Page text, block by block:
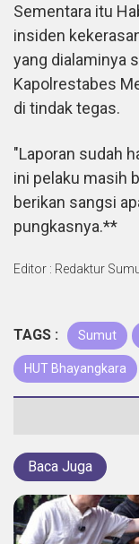
Sementara itu
insiden
yang dialaminya
Kapolrestabes
di tindak tegas.
"Laporan sudah
ini pelaku masih
berikan sangsi
pungkasnya.**
Editor : Redaktur
TAGS : Sumut
HUT Bhayangkara
Baca Juga